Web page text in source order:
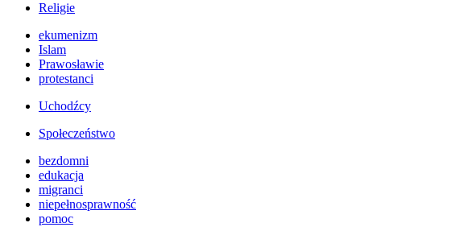
Religie
ekumenizm
Islam
Prawosławie
protestanci
Uchodźcy
Społeczeństwo
bezdomni
edukacja
migranci
niepełnosprawność
pomoc